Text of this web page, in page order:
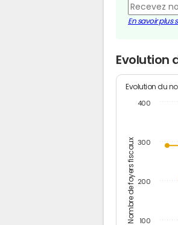
En savoir plus
Evolution
Nombre de foyers fiscaux
Evolution du
100
200
300
400